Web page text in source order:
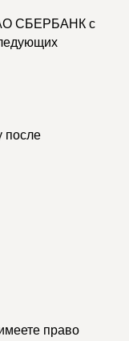
СБЕРБАНК с
после
право